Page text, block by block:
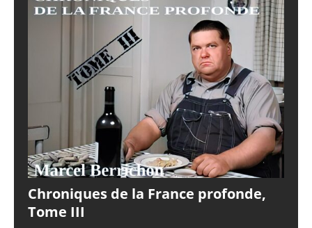
Chroniques de la France profonde,
Tome III